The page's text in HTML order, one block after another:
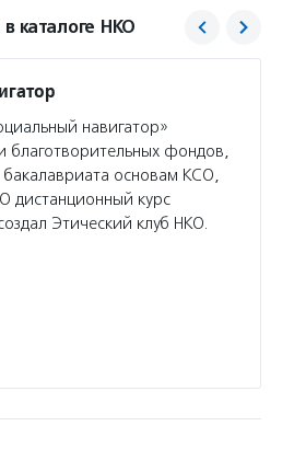
каталоге НКО
навигатор»
благотворительных фондов,
бакалавриата основам КСО,
дистанционный курс
Этический клуб НКО.